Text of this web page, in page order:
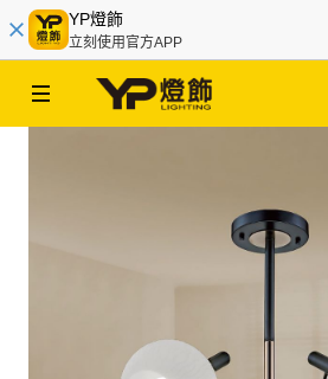
YP燈飾
立刻使用官方APP